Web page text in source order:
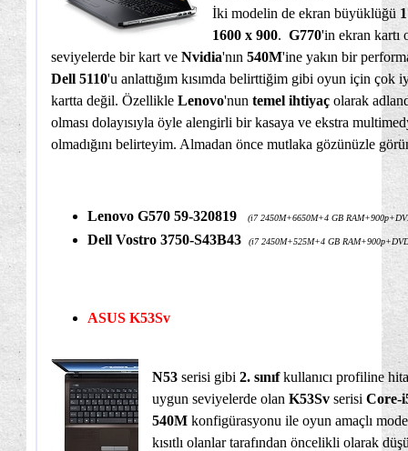
İki modelin de ekran büyüklüğü
1600 x 900. G770'in ekran kartı
seviyelerde bir kart ve Nvidia'nın 540M'ine yakın bir
Dell 5110'u anlattığım kısımda belirttiğim gibi oyun için çok
kartta değil. Özellikle Lenovo'nun temel ihtiyaç olarak
olması dolayısıyla öyle alengirli bir kasaya ve ekstra
olmadığını belirteyim. Almadan önce mutlaka gözünüzle
Lenovo G570 59-320819 (i7 2450M+6650M+4 GB
Dell Vostro 3750-S43B43 (i7 2450M+525M+4 GB
ASUS K53Sv
N53 serisi gibi 2. sınıfkullanıcı profiline
uygun seviyelerde olan K53Sv serisi Core-
540M konfigürasyonu ile oyun amaçlı
kısıtlı olanlar tarafından öncelikli olarak